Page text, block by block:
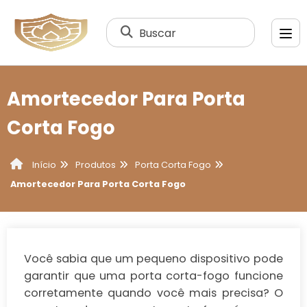
Buscar
Amortecedor Para Porta
Corta Fogo
Início Produtos
Porta Corta Fogo
Amortecedor Para Porta Corta Fogo
Você sabia que um pequeno dispositivo pode
garantir que uma porta corta-fogo funcione
corretamente quando você mais precisa? O